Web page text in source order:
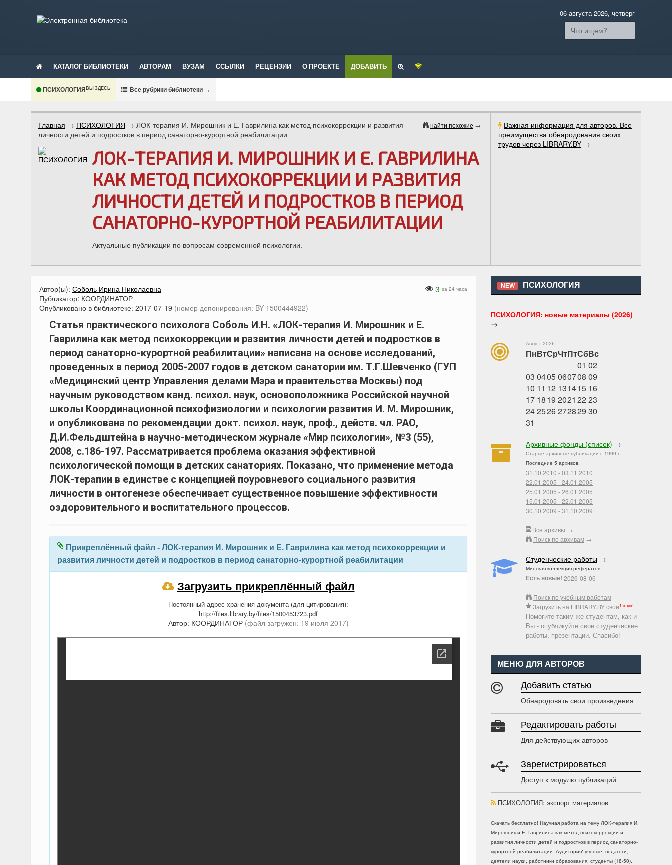
06 августа 2026, четверг
КАТАЛОГ БИБЛИОТЕКИ АВТОРАМ ВУЗАМ ССЫЛКИ РЕЦЕНЗИИ О ПРОЕКТЕ ДОБАВИТЬ
ПСИХОЛОГИЯВЫ ЗДЕСЬ Все рубрики библиотеки →
Важная информация для авторов. Все
преимущества обнародования своих
трудов через LIBRARY.BY →
найти похожие →
Главная → ПСИХОЛОГИЯ → ЛОК-терапия И. Мирошник и Е. Гаврилина как метод психокоррекции и развития
личности детей и подростков в период санаторно-курортной реабилитации
ЛОК-ТЕРАПИЯ И. МИРОШНИК И Е. ГАВРИЛИНА
КАК МЕТОД ПСИХОКОРРЕКЦИИ И РАЗВИТИЯ
ЛИЧНОСТИ ДЕТЕЙ И ПОДРОСТКОВ В ПЕРИОД
САНАТОРНО-КУРОРТНОЙ РЕАБИЛИТАЦИИ
Актуальные публикации по вопросам современной психологии.
NEW ПСИХОЛОГИЯ
ПСИХОЛОГИЯ: новые материалы (2026)
→
Август 2026
ПнВтСрЧтПтСбВс
01 02
03 0405060708 09
10 11 12 131415 16
17 1819 2021 22 23
242526272829 30
31
Архивные фонды (список) →
Старые архивные публикации с 1999 г.
Последние 5 архивов:
31.10.2010 - 03.11.2010
22.01.2005 - 24.01.2005
25.01.2005 - 26.01.2005
15.01.2005 - 22.01.2005
30.10.2009 - 31.10.2009
Все архивы →
Поиск по архивам →
Студенческие работы →
Минская коллекция рефератов
Есть новые! 2026-08-06
Поиск по учебным работам
Загрузить на LIBRARY.BY свои1 клик!
Помогите таким же студентам, как и
Вы - опубликуйте свои студенческие
работы, презентации. Спасибо!
МЕНЮ ДЛЯ АВТОРОВ
Добавить статью
Обнародовать свои произведения
Редактировать работы
Для действующих авторов
Зарегистрироваться
Доступ к модулю публикаций
ПСИХОЛОГИЯ: экспорт материалов
Скачать бесплатно! Научная работа на тему ЛОК-терапия И.
Мирошник и Е. Гаврилина как метод психокоррекции и
развития личности детей и подростков в период санаторно-
курортной реабилитации. Аудитория: ученые, педагоги,
деятели науки, работники образования, студенты (18-50).
3 за 24 часа
Автор(ы): Соболь Ирина Николаевна
Публикатор: КООРДИНАТОР
Опубликовано в библиотеке: 2017-07-19 (номер депонирования: BY-1500444922)
Статья практического психолога Соболь И.Н. «ЛОК-терапия И. Мирошник и Е.
Гаврилина как метод психокоррекции и развития личности детей и подростков в
период санаторно-курортной реабилитации» написана на основе исследований,
проведенных в период 2005-2007 годов в детском санатории им. Т.Г.Шевченко (ГУП
«Медицинский центр Управления делами Мэра и правительства Москвы) под
научным руководством канд. психол. наук, основоположника Российской научной
школы Координационной психофизиологии и психологии развития И. М. Мирошник,
и опубликована по рекомендации докт. психол. наук, проф., действ. чл. РАО,
Д.И.Фельдштейна в научно-методическом журнале «Мир психологии», №3 (55),
2008, с.186-197. Рассматривается проблема оказания эффективной
психологической помощи в детских санаториях. Показано, что применение метода
ЛОК-терапии в единстве с концепцией поуровневого социального развития
личности в онтогенезе обеспечивает существенное повышение эффективности
оздоровительного и воспитательного процессов.
Прикреплённый файл - ЛОК-терапия И. Мирошник и Е. Гаврилина как метод психокоррекции и
развития личности детей и подростков в период санаторно-курортной реабилитации
Загрузить прикреплённый файл
Постоянный адрес хранения документа (для цитирования):
http://files.library.by/files/1500453723.pdf
Автор: КООРДИНАТОР (файл загружен: 19 июля 2017)